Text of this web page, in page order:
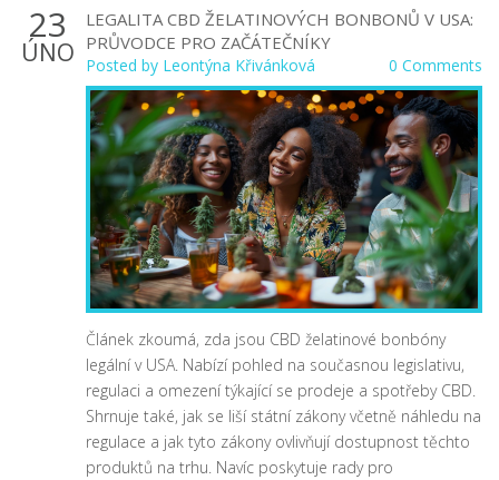
23
ÚNO
LEGALITA CBD ŽELATINOVÝCH BONBONŮ V USA:
PRŮVODCE PRO ZAČÁTEČNÍKY
Posted by Leontýna Křivánková 0 Comments
Článek zkoumá, zda jsou CBD želatinové bonbóny
legální v USA. Nabízí pohled na současnou legislativu,
regulaci a omezení týkající se prodeje a spotřeby CBD.
Shrnuje také, jak se liší státní zákony včetně náhledu na
regulace a jak tyto zákony ovlivňují dostupnost těchto
produktů na trhu. Navíc poskytuje rady pro